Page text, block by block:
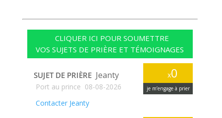
CLIQUER ICI POUR SOUMETTRE
VOS SUJETS DE PRIÈRE ET TÉMOIGNAGES
x0
je m’engage à prier
SUJET DE PRIÈRE Jeanty
Port au prince 08-08-2026
Contacter Jeanty